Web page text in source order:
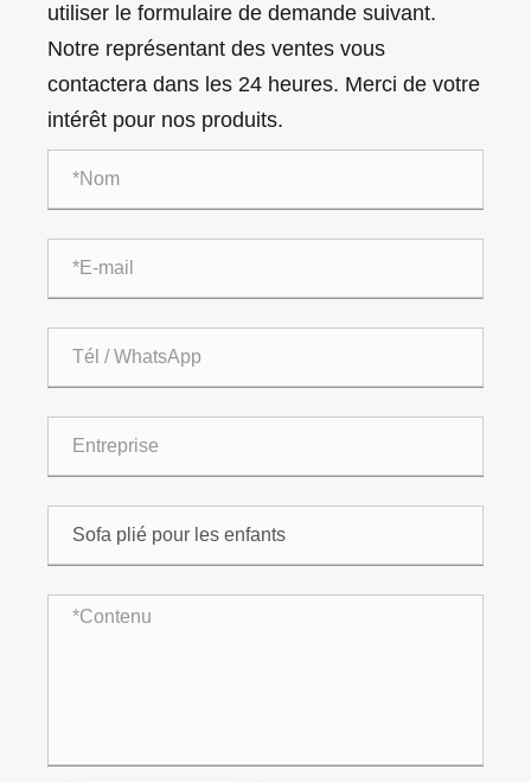
utiliser le formulaire de demande suivant.
Notre représentant des ventes vous
contactera dans les 24 heures. Merci de votre
intérêt pour nos produits.